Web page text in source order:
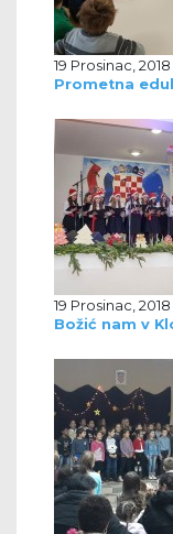
19 Prosinac, 2018
Prometna
19 Prosinac, 2018
Božić nam v